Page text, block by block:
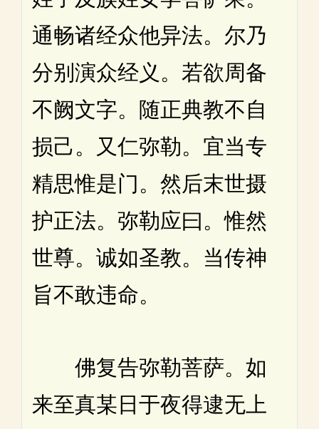
通畅诸经众他异法。尔乃
分别演众经义。若欲周备
不阙文字。随正典教不自
损己。又仁弥勒。宜当专
精思惟是门。然后末世摄
护正法。弥勒应曰。惟然
世尊。诚如圣教。当传神
旨不敢违命。
佛复告弥勒菩萨。如
来至真某日于夜得逮无上